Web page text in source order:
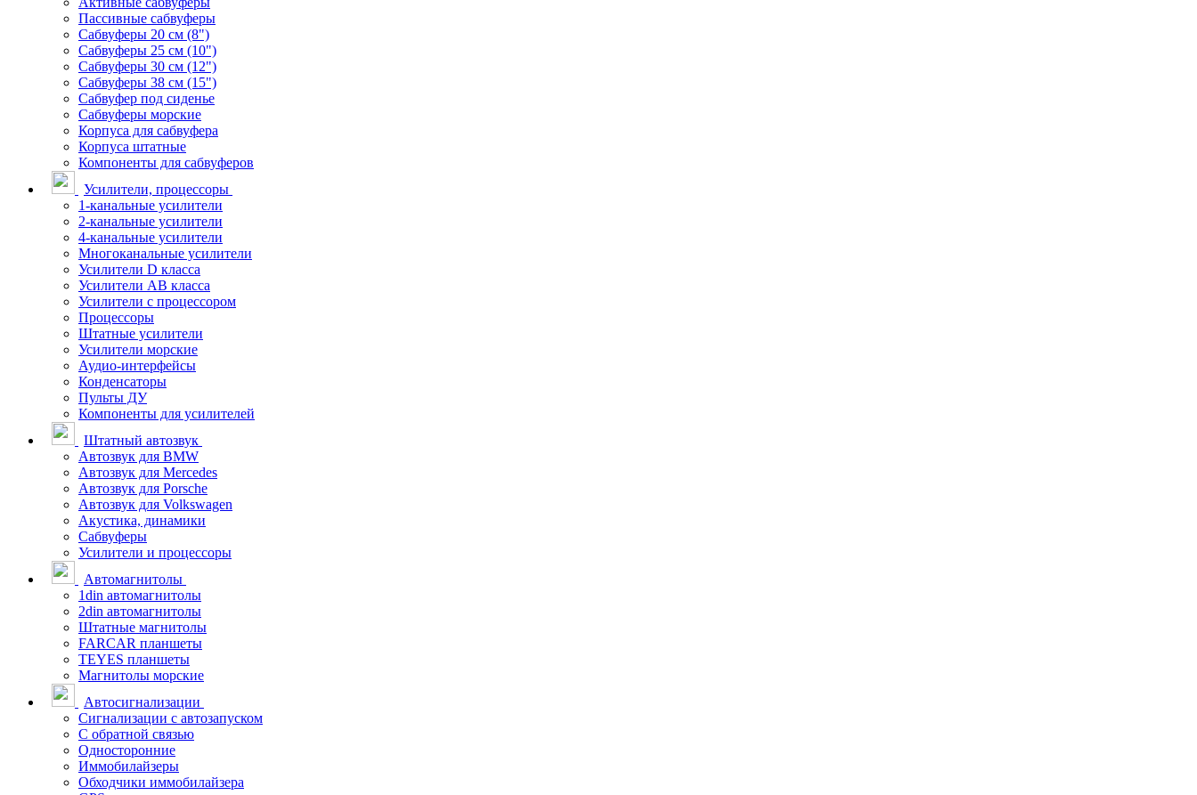
Пассивные сабвуферы
Сабвуферы 20 см (8")
Сабвуферы 25 см (10")
Сабвуферы 30 см (12")
Сабвуферы 38 см (15")
Сабвуфер под сиденье
Сабвуферы морские
Корпуса для сабвуфера
Корпуса штатные
Компоненты для сабвуферов
Усилители, процессоры
1-канальные усилители
2-канальные усилители
4-канальные усилители
Многоканальные усилители
Усилители D класса
Усилители АВ класса
Усилители с процессором
Процессоры
Штатные усилители
Усилители морские
Аудио-интерфейсы
Конденсаторы
Пульты ДУ
Компоненты для усилителей
Штатный автозвук
Автозвук для BMW
Автозвук для Mercedes
Автозвук для Porsche
Автозвук для Volkswagen
Акустика, динамики
Сабвуферы
Усилители и процессоры
Автомагнитолы
1din автомагнитолы
2din автомагнитолы
Штатные магнитолы
FARCAR планшеты
TEYES планшеты
Магнитолы морские
Автосигнализации
Сигнализации с автозапуском
С обратной связью
Односторонние
Иммобилайзеры
Обходчики иммобилайзера